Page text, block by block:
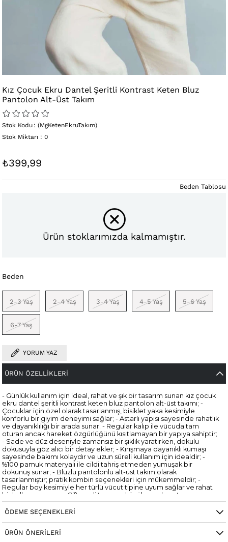
Kız Çocuk Ekru Dantel Şeritli Kontrast Keten Bluz
Pantolon Alt-Üst Takım
(MgKetenEkruTakım)
Stok Kodu
Stok Miktarı : 0
₺399,99
Ürün stoklarımızda kalmamıştır.
Beden
2-3 Yaş 2-4 Yaş 3-4 Yaş 4-5 Yaş 5-6 Yaş
6-7 Yaş
Beden Tablosu
YORUM YAZ
ÜRÜN ÖZELLIKLERI
- Günlük kullanım için ideal, rahat ve şık bir tasarım sunan kız çocuk
ekru dantel şeritli kontrast keten bluz pantolon alt-üst takımı; -
Çocuklar için özel olarak tasarlanmış, bisiklet yaka kesimiyle
konforlu bir giyim deneyimi sağlar; - Astarlı yapısı sayesinde rahatlık
ve dayanıklılığı bir arada sunar; - Regular kalıp ile vücuda tam
oturan ancak hareket özgürlüğünü kısıtlamayan bir yapıya sahiptir;
- Sade ve düz deseniyle zamansız bir şıklık yaratırken, dokulu
dokusuyla göz alıcı bir detay ekler; - Kırışmaya dayanıklı kumaşı
sayesinde bakımı kolaydır ve uzun süreli kullanım için idealdir; -
%100 pamuk materyali ile cildi tahriş etmeden yumuşak bir
dokunuş sunar; - Bluzlu pantolonlu alt-üst takım olarak
tasarlanmıştır; pratik kombin seçenekleri için mükemmeldir; -
Regular boy kesimiyle her türlü vücut tipine uyum sağlar ve rahat
bir kullanım sunar.; - Çift cepli tasarımı küçük eşyaların taşın;
Cinsiyet Kadın / Kız
ÖDEME SEÇENEKLERI
ÜRÜN ÖNERILERI